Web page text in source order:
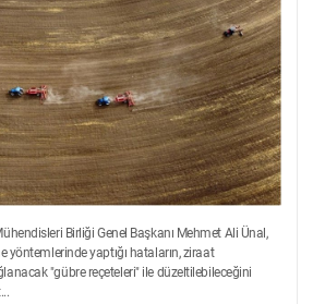
Birliği Genel Başkanı Mehmet Ali Ünal,
yöntemlerinde yaptığı hataların, ziraat
"gübre reçeteleri" ile düzeltilebileceğini